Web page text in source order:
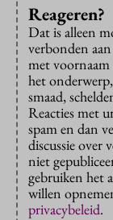
Reageren?
Dat is alleen
verbonden
met
het
smaad,
Reacties met
spam en dan
discussie over
niet
gebruiken het
willen
privacybeleid.